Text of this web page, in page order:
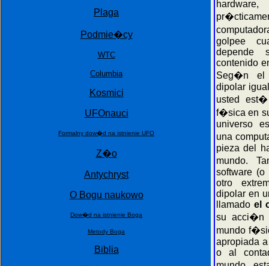
Plaga
Podmie�cy
WTC
Columbia
Kosmici
UFOnauci
Formalny dow�d na istnienie UFO
Z�o
Antychryst
O Bogu naukowo
Dow�d na istnienie Boga
Metody Boga
Biblia
golpee
depende
contenido
Seg�n el
dipolar
usted
f�sica en
universo
una
pieza del
mundo.
software (o
otro
dipolar en
llamado el
su acci�n
mundo
apropiada
o al